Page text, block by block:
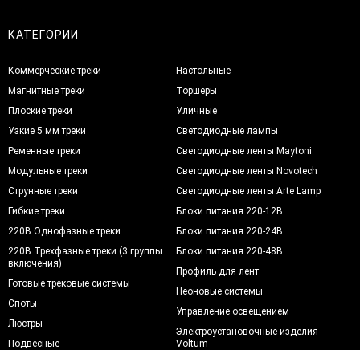
КАТЕГОРИИ
Коммерческие треки
Магнитные треки
Плоские треки
Узкие 5 мм треки
Ременные треки
Модульные треки
Струнные треки
Гибкие треки
220В Однофазные треки
220В Трехфазные треки (3 группы
включения)
Готовые трековые системы
Споты
Люстры
Подвесные
Настольные
Торшеры
Уличные
Светодиодные лампы
Светодиодные ленты Maytoni
Светодиодные ленты Novotech
Светодиодные ленты Arte Lamp
Блоки питания 220-12В
Блоки питания 220-24В
Блоки питания 220-48В
Профиль для лент
Неоновые системы
Управление освещением
Электроустановочные изделия
Voltum